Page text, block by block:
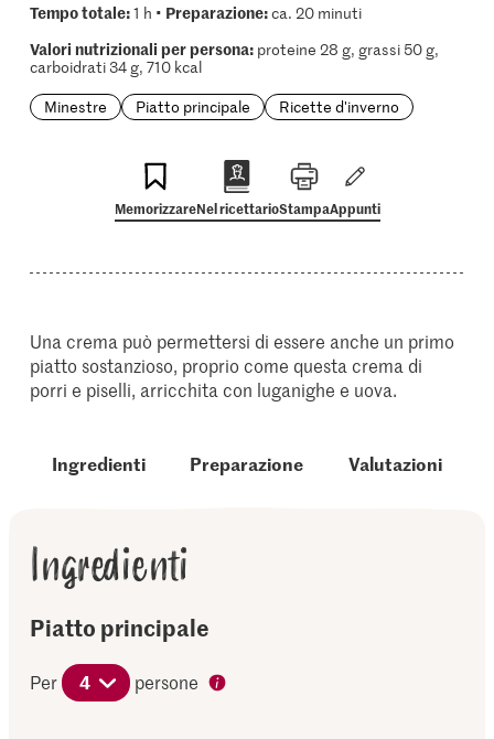
Tempo totale:1 h • Preparazione:ca. 20 minuti
Valori nutrizionali per persona:proteine 28 g, grassi 50 g,
carboidrati 34 g, 710 kcal
Minestre
Piatto principale Ricette d'inverno
MemorizzareNel ricettarioStampaAppunti
Una crema può permettersi di essere anche un primo
piatto sostanzioso, proprio come questa crema di
porri e piselli, arricchita con luganighe e uova.
Ingredienti Preparazione Valutazioni
Ingredienti
Piatto principale
Per 4 persone